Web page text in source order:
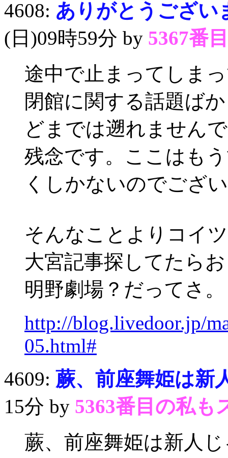
4608: ありがとうござい
(日)09時59分 by 5367番
途中で止まってしま
閉館に関する話題ば
どまでは遡れません
残念です。ここはも
くしかないのでござ
そんなことよりコイ
大宮記事探してたら
明野劇場？だってさ。
http://blog.livedoor.jp/
05.html#
4609: 蕨、前座舞姫は新
15分 by 5363番目の私も
蕨、前座舞姫は新人